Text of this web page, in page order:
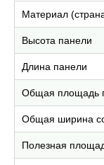
Материал
Высота панели
Длина панели
Общая площадь
Общая ширина
Полезная